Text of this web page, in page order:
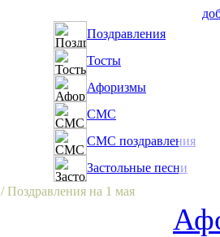
Поздравления
Тосты
Афоризмы
СМС
СМС поздравления
Застольные песни
/ Поздравления на 1 мая